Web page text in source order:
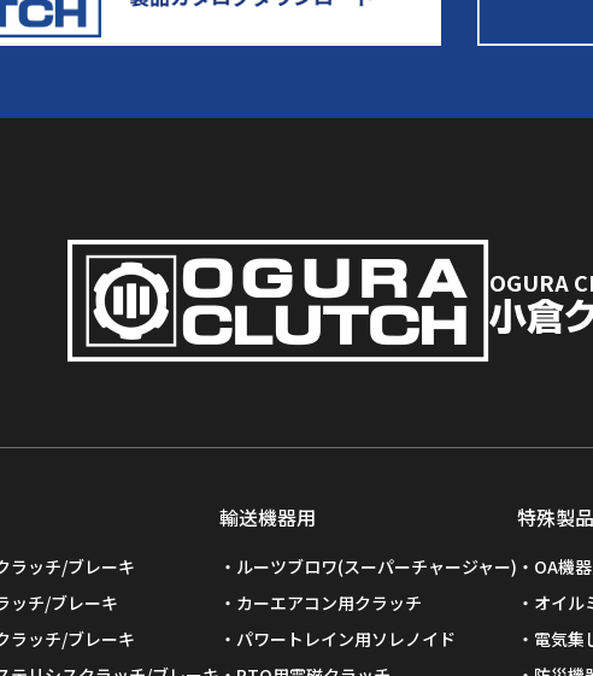
OGURA
ラッチ/ブレーキ
ッチ/ブレーキ
ラッチ/ブレーキ
輸送機器用
ルーツブロワ(スーパーチャージャー)
カーエアコン用クラッチ
パワートレイン用ソレノイド
特殊製品
OA機
オイル
電気集